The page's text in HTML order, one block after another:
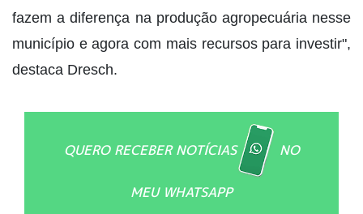
fazem a diferença na produção agropecuária nesse
município e agora com mais recursos para investir",
destaca Dresch.
QUERO RECEBER NOTÍCIAS NO
MEU WHATSAPP